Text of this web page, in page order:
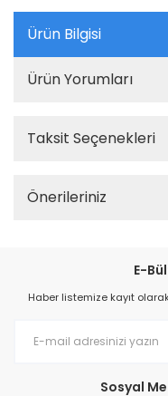
Ürün Bilgisi
Ürün Yorumları
Taksit Seçenekleri
Önerileriniz
E-
Haber listemize kayıt
Sosyal